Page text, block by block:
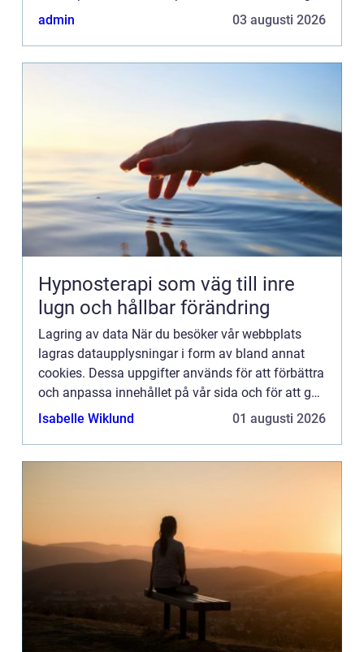
dig så bra information som möjligt. Om du inte vill
admin 03 augusti 2026
Hypnosterapi som väg till inre
lugn och hållbar förändring
Lagring av data När du besöker vår webbplats
lagras dataupplysningar i form av bland annat
cookies. Dessa uppgifter används för att förbättra
och anpassa innehållet på vår sida och för att ge
dig så bra information som möjligt. Om du inte vill
Isabelle Wiklund 01 augusti 2026